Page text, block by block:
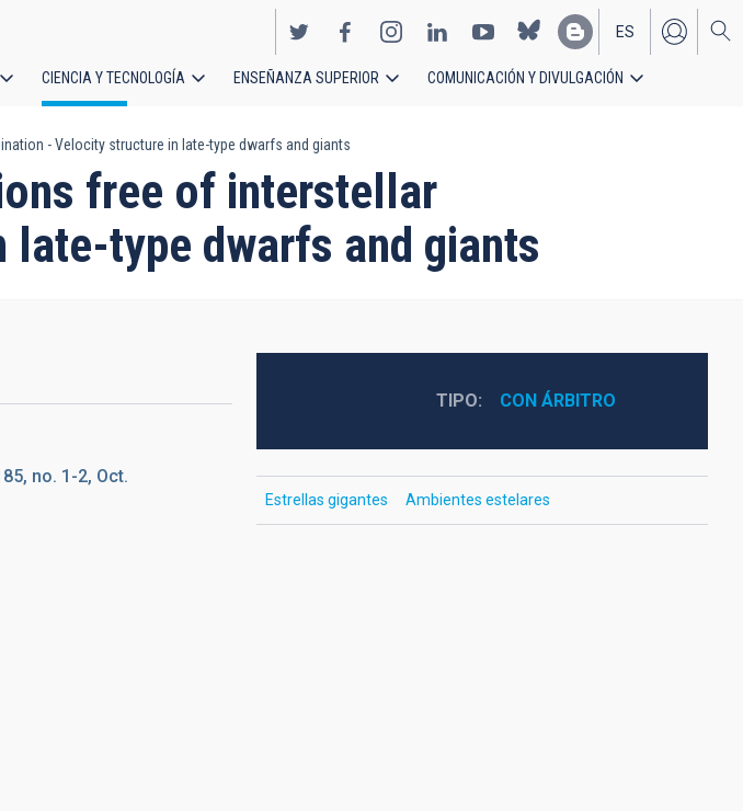
EN
ES
CIENCIA Y TECNOLOGÍA ENSEÑANZA SUPERIOR COMUNICACIÓN Y DIVULGACIÓN
- Velocity structure in late-type dwarfs and giants
free of interstellar
type dwarfs and giants
no. 1-2, Oct.
TIPO CON ÁRBITRO
Estrellas gigantes Ambientes estelares